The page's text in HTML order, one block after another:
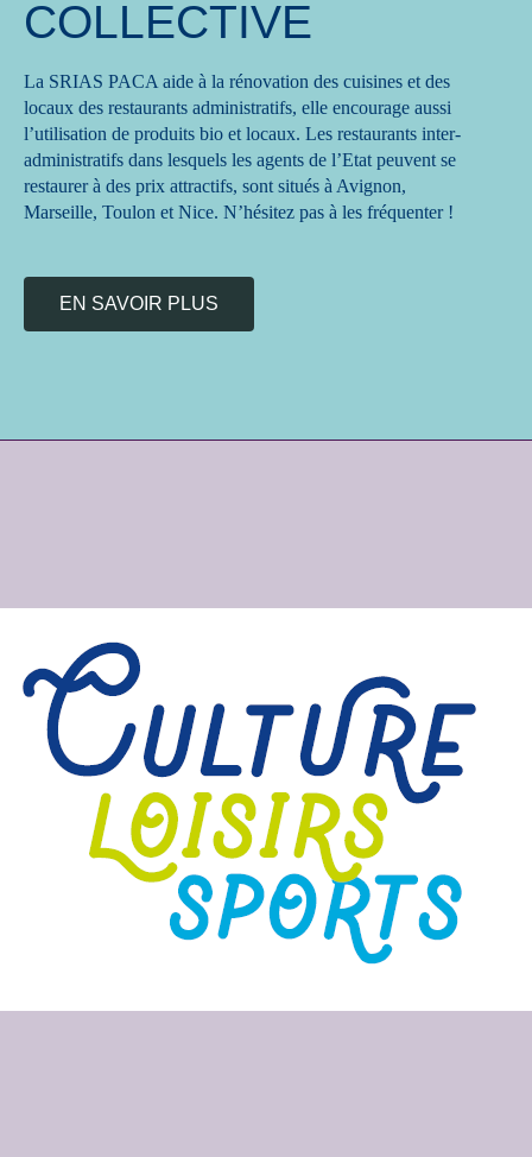
COLLECTIVE
La SRIAS PACA aide à la rénovation des cuisines et des
locaux des restaurants administratifs, elle encourage aussi
l’utilisation de produits bio et locaux. Les restaurants inter-
administratifs dans lesquels les agents de l’Etat peuvent se
restaurer à des prix attractifs, sont situés à Avignon,
Marseille, Toulon et Nice. N’hésitez pas à les fréquenter !
EN SAVOIR PLUS